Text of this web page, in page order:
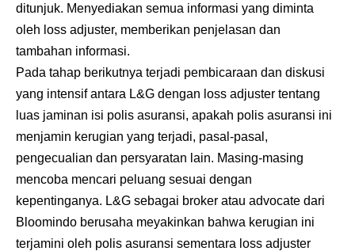
ditunjuk. Menyediakan semua informasi yang diminta
oleh loss adjuster, memberikan penjelasan dan
tambahan informasi.
Pada tahap berikutnya terjadi pembicaraan dan diskusi
yang intensif antara L&G dengan loss adjuster tentang
luas jaminan isi polis asuransi, apakah polis asuransi ini
menjamin kerugian yang terjadi, pasal-pasal,
pengecualian dan persyaratan lain. Masing-masing
mencoba mencari peluang sesuai dengan
kepentinganya. L&G sebagai broker atau advocate dari
Bloomindo berusaha meyakinkan bahwa kerugian ini
terjamini oleh polis asuransi sementara loss adjuster